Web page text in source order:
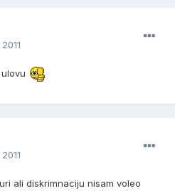
ali diskrimnaciju nisam voleo